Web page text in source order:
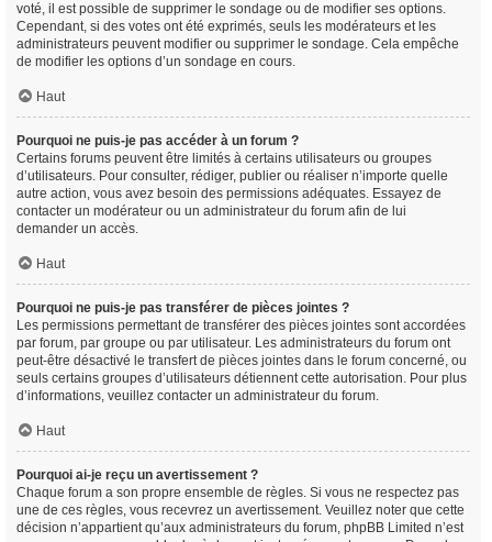
voté, il est possible de supprimer le sondage ou de modifier ses options.
Cependant, si des votes ont été exprimés, seuls les modérateurs et les
administrateurs peuvent modifier ou supprimer le sondage. Cela empêche
de modifier les options d’un sondage en cours.
Haut
Pourquoi ne puis-je pas accéder à un forum ?
Certains forums peuvent être limités à certains utilisateurs ou groupes
d’utilisateurs. Pour consulter, rédiger, publier ou réaliser n’importe quelle
autre action, vous avez besoin des permissions adéquates. Essayez de
contacter un modérateur ou un administrateur du forum afin de lui
demander un accès.
Haut
Pourquoi ne puis-je pas transférer de pièces jointes ?
Les permissions permettant de transférer des pièces jointes sont accordées
par forum, par groupe ou par utilisateur. Les administrateurs du forum ont
peut-être désactivé le transfert de pièces jointes dans le forum concerné, ou
seuls certains groupes d’utilisateurs détiennent cette autorisation. Pour plus
d’informations, veuillez contacter un administrateur du forum.
Haut
Pourquoi ai-je reçu un avertissement ?
Chaque forum a son propre ensemble de règles. Si vous ne respectez pas
une de ces règles, vous recevrez un avertissement. Veuillez noter que cette
décision n’appartient qu’aux administrateurs du forum, phpBB Limited n’est